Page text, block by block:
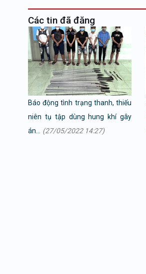
Các tin đã đăng
Báo động tình trạng thanh, thiếu
niên tụ tập dùng hung khí gây
án...
(27/05/2022 14:27)